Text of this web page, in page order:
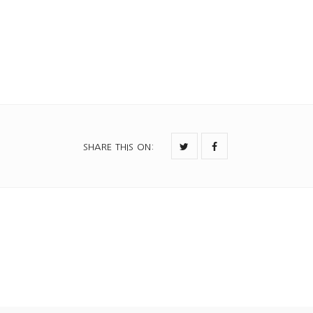
SHARE THIS ON :